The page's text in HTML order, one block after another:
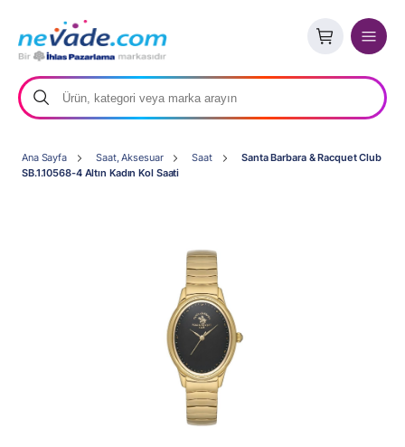
Ana Sayfa Saat, Aksesuar Saat
Santa Barbara & Racquet Club
SB.1.10568-4 Altın Kadın Kol Saati